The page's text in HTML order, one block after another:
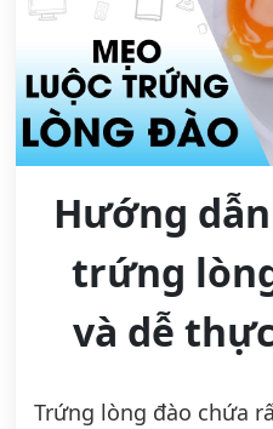
Hướng
trứng
và dễ
Trứng lòng đào chứa